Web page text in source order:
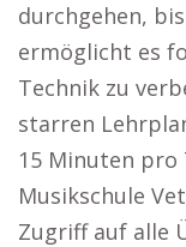
durchgehen,
ermöglicht es
Technik zu
starren
15 Minuten pro
Musikschule
Zugriff auf alle